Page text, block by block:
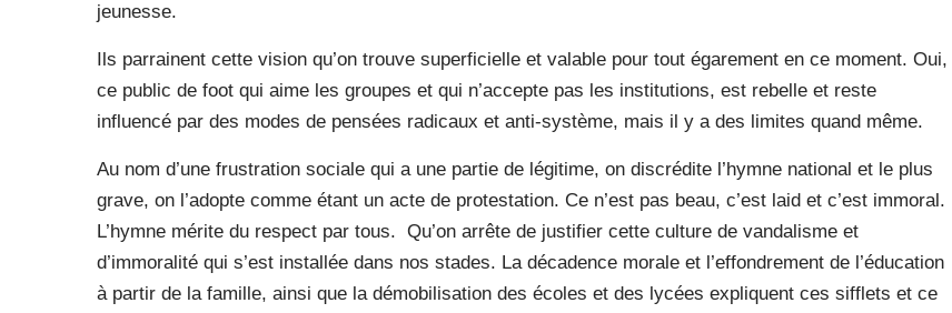
jeunesse.
Ils parrainent cette vision qu’on trouve superficielle et valable pour tout égarement en ce moment. Oui,
ce public de foot qui aime les groupes et qui n’accepte pas les institutions, est rebelle et reste
influencé par des modes de pensées radicaux et anti-système, mais il y a des limites quand même.
Au nom d’une frustration sociale qui a une partie de légitime, on discrédite l’hymne national et le plus
grave, on l’adopte comme étant un acte de protestation. Ce n’est pas beau, c’est laid et c’est immoral.
L’hymne mérite du respect par tous. Qu’on arrête de justifier cette culture de vandalisme et
d’immoralité qui s’est installée dans nos stades. La décadence morale et l’effondrement de l’éducation
à partir de la famille, ainsi que la démobilisation des écoles et des lycées expliquent ces sifflets et ce